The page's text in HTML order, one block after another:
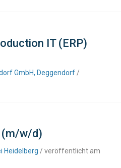
IT (ERP)
GmbH, Deggendorf /
(m/w/d)
Heidelberg / veröffentlicht am